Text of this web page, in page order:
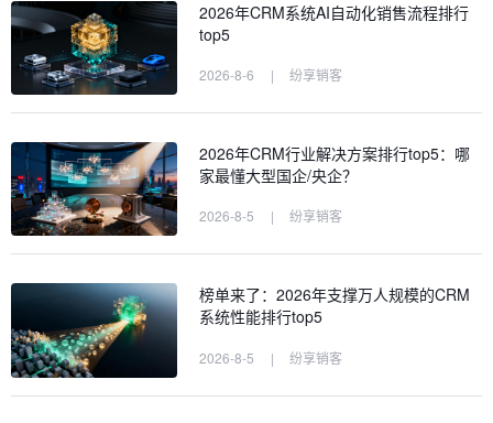
2026年CRM系统AI自动化销售流程排行
top5
2026-8-6 | 纷享销客
2026年CRM行业解决方案排行top5：哪
家最懂大型国企/央企？
2026-8-5 | 纷享销客
榜单来了：2026年支撑万人规模的CRM
系统性能排行top5
2026-8-5 | 纷享销客